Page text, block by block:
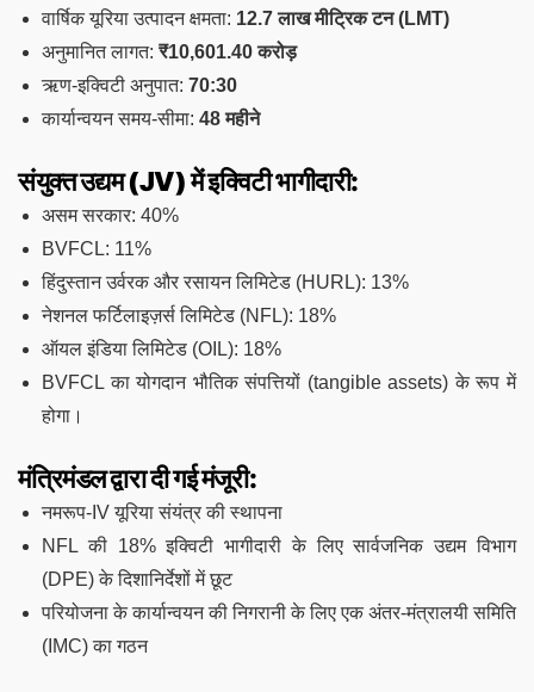
वार्षिक यूरिया उत्पादन क्षमता: 12.7 लाख मीट्रिक टन (LMT)
अनुमानित लागत: ₹10,601.40 करोड़
ऋण-इक्विटी अनुपात: 70:30
कार्यान्वयन समय-सीमा: 48 महीने
संयुक्त उद्यम (JV) में इक्विटी भागीदारी:
असम सरकार: 40%
BVFCL: 11%
हिंदुस्तान उर्वरक और रसायन लिमिटेड (HURL): 13%
नेशनल फर्टिलाइज़र्स लिमिटेड (NFL): 18%
ऑयल इंडिया लिमिटेड (OIL): 18%
BVFCL का योगदान भौतिक संपत्तियों (tangible assets) के रूप में
होगा।
मंत्रिमंडल द्वारा दी गई मंजूरी:
नमरूप-IV यूरिया संयंत्र की स्थापना
NFL की 18% इक्विटी भागीदारी के लिए सार्वजनिक उद्यम विभाग
(DPE) के दिशानिर्देशों में छूट
परियोजना के कार्यान्वयन की निगरानी के लिए एक अंतर-मंत्रालयी समिति
(IMC) का गठन